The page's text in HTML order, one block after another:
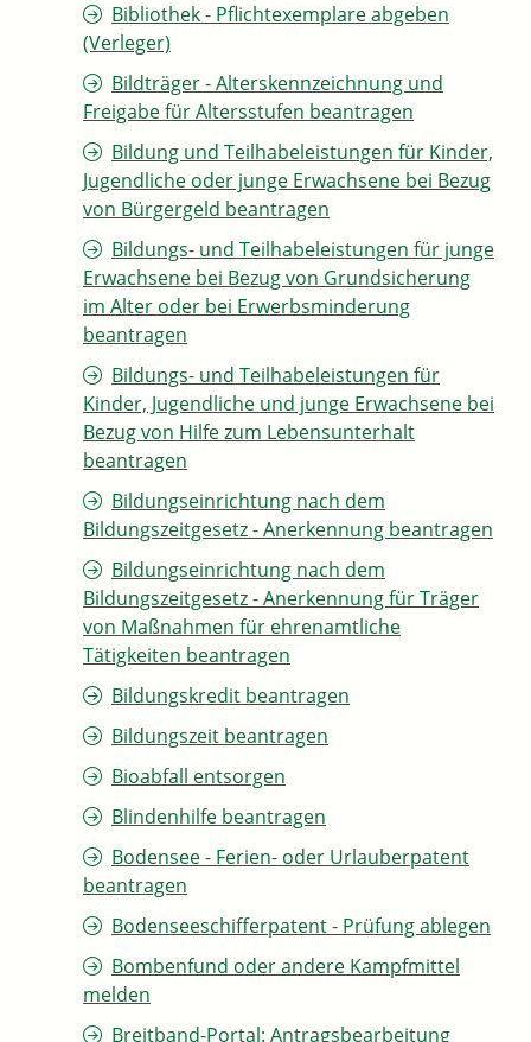
Bibliothek - Pflichtexemplare abgeben
(Verleger)
Bildträger - Alterskennzeichnung und
Freigabe für Altersstufen beantragen
Bildung und Teilhabeleistungen für Kinder,
Jugendliche oder junge Erwachsene bei Bezug
von Bürgergeld beantragen
Bildungs- und Teilhabeleistungen für junge
Erwachsene bei Bezug von Grundsicherung
im Alter oder bei Erwerbsminderung
beantragen
Bildungs- und Teilhabeleistungen für
Kinder, Jugendliche und junge Erwachsene bei
Bezug von Hilfe zum Lebensunterhalt
beantragen
Bildungseinrichtung nach dem
Bildungszeitgesetz - Anerkennung beantragen
Bildungseinrichtung nach dem
Bildungszeitgesetz - Anerkennung für Träger
von Maßnahmen für ehrenamtliche
Tätigkeiten beantragen
Bildungskredit beantragen
Bildungszeit beantragen
Bioabfall entsorgen
Blindenhilfe beantragen
Bodensee - Ferien- oder Urlauberpatent
beantragen
Bodenseeschifferpatent - Prüfung ablegen
Bombenfund oder andere Kampfmittel
melden
Breitband-Portal: Antragsbearbeitung